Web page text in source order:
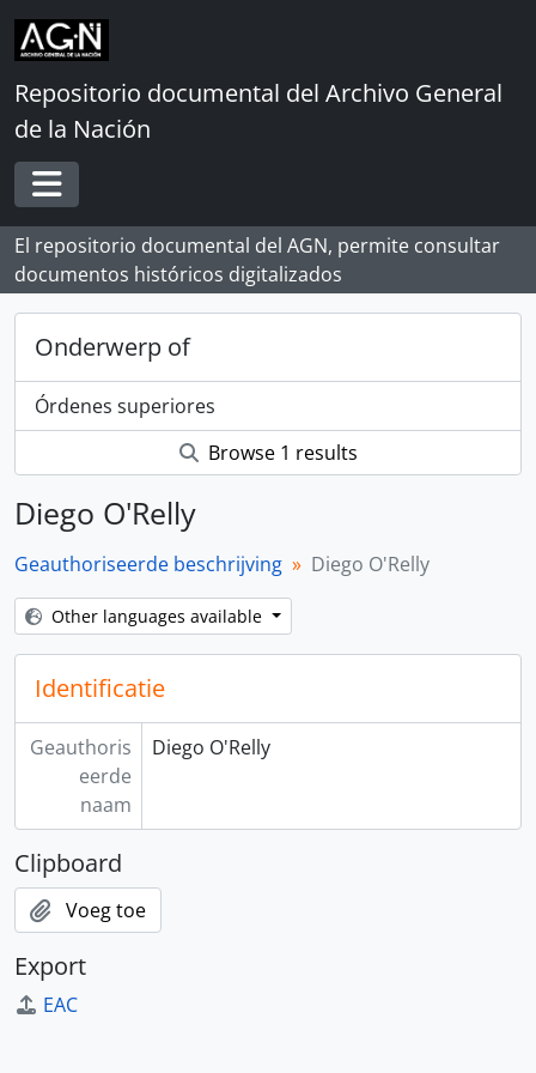
Skip to main content
Repositorio documental del Archivo General
de la Nación
Toggle navigation
El repositorio documental del AGN, permite consultar
documentos históricos digitalizados
Onderwerp of
Órdenes superiores
Browse 1 results
Diego O'Relly
Geauthoriseerde beschrijving Diego O'Relly
Other languages available
Identificatie
Geauthoris
eerde
naam
Diego O'Relly
Clipboard
Voeg toe
Export
EAC